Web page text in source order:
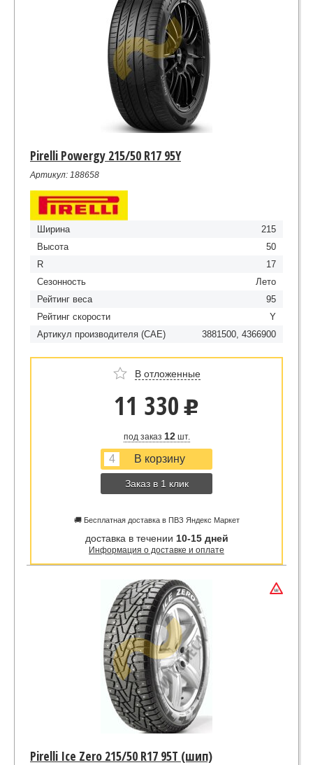
Pirelli Powergy 215/50 R17 95Y
Артикул: 188658
Ширина
215
Высота
50
R
17
Сезонность
Лето
Рейтинг веса
95
Рейтинг скорости
Y
Артикул производителя (CAE)
3881500, 4366900
В отложенные
11 330 u
под заказ 12шт.
Заказ в 1 клик
🚚 Бесплатная доставка в ПВЗ Яндекс Маркет
доставка в течении 10-15 дней
Информация о доставке и оплате
Pirelli Ice Zero 215/50 R17 95T (шип)